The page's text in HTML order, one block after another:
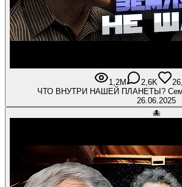
1,2M 2,6K
ЧТО ВНУТРИ НАШЕЙ ПЛАНЕТЫ?
26.06.2025
🐙